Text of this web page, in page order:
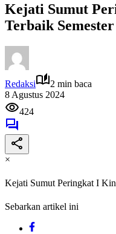
Kejati Sumut
Terbaik
Redaksi
2 min baca
8 Agustus 2024
424
×
Kejati Sumut Peringkat I
Sebarkan artikel ini